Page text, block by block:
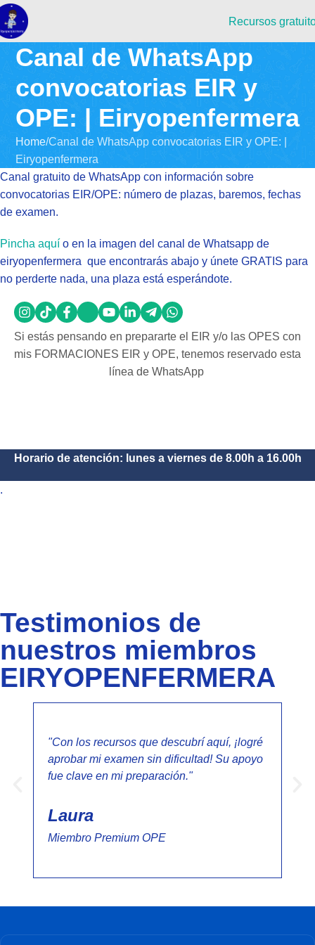
Recursos
Canal de WhatsApp
convocatorias EIR y
OPE: | Eiryopenfermera
Home Canal de WhatsApp convocatorias EIR y OPE: |
Eiryopenfermera
Canal gratuito de WhatsApp con información sobre
convocatorias EIR/OPE: número de plazas, baremos, fechas
de examen.
Pincha aquí o en la imagen del canal de Whatsapp de
eiryopenfermera que encontrarás abajo y únete GRATIS para
no perderte nada, una plaza está esperándote.
Si estás pensando en prepararte el EIR y/o las OPES con
mis FORMACIONES EIR y OPE, tenemos reservado esta
línea de WhatsApp
Horario de atención: lunes a viernes de 8.00h a 16.00h
.
Testimonios de
nuestros miembros
EIRYOPENFERMERA
"Con los recursos que descubrí aquí, ¡logré
aprobar mi examen sin dificultad! Su apoyo
fue clave en mi preparación."
Laura
Miembro Premium OPE